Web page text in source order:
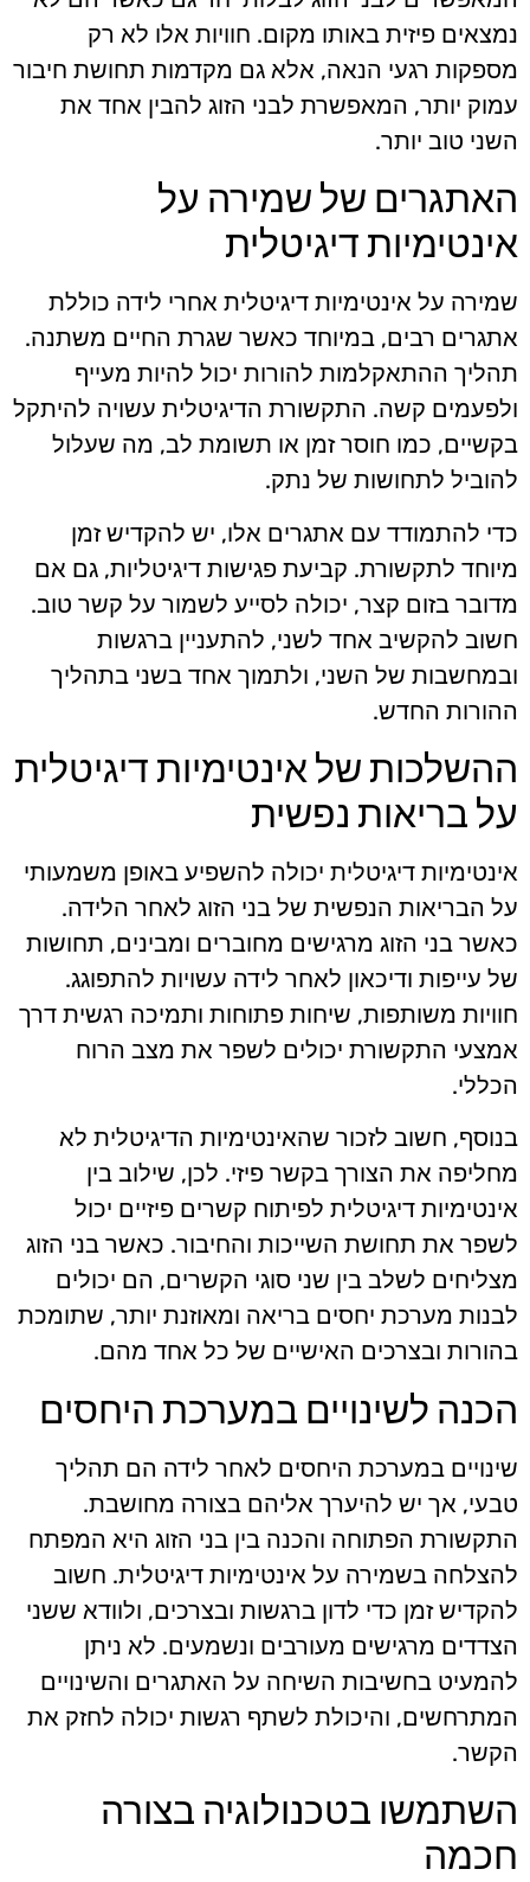
נמצאים פיזית באותו מקום. חוויות אלו לא רק
מספקות רגעי הנאה, אלא גם מקדמות תחושת חיבור
עמוק יותר, המאפשרת לבני הזוג להבין אחד את
השני טוב יותר.
האתגרים של שמירה על
אינטימיות דיגיטלית
שמירה על אינטימיות דיגיטלית אחרי לידה כוללת
אתגרים רבים, במיוחד כאשר שגרת החיים משתנה.
תהליך ההתאקלמות להורות יכול להיות מעייף
ולפעמים קשה. התקשורת הדיגיטלית עשויה להיתקל
בקשיים, כמו חוסר זמן או תשומת לב, מה שעלול
להוביל לתחושות של נתק.
כדי להתמודד עם אתגרים אלו, יש להקדיש זמן
מיוחד לתקשורת. קביעת פגישות דיגיטליות, גם אם
מדובר בזום קצר, יכולה לסייע לשמור על קשר טוב.
חשוב להקשיב אחד לשני, להתעניין ברגשות
ובמחשבות של השני, ולתמוך אחד בשני בתהליך
ההורות החדש.
ההשלכות של אינטימיות דיגיטלית
על בריאות נפשית
אינטימיות דיגיטלית יכולה להשפיע באופן משמעותי
על הבריאות הנפשית של בני הזוג לאחר הלידה.
כאשר בני הזוג מרגישים מחוברים ומבינים, תחושות
של עייפות ודיכאון לאחר לידה עשויות להתפוגג.
חוויות משותפות, שיחות פתוחות ותמיכה רגשית דרך
אמצעי התקשורת יכולים לשפר את מצב הרוח
הכללי.
בנוסף, חשוב לזכור שהאינטימיות הדיגיטלית לא
מחליפה את הצורך בקשר פיזי. לכן, שילוב בין
אינטימיות דיגיטלית לפיתוח קשרים פיזיים יכול
לשפר את תחושת השייכות והחיבור. כאשר בני הזוג
מצליחים לשלב בין שני סוגי הקשרים, הם יכולים
לבנות מערכת יחסים בריאה ומאוזנת יותר, שתומכת
בהורות ובצרכים האישיים של כל אחד מהם.
הכנה לשינויים במערכת היחסים
שינויים במערכת היחסים לאחר לידה הם תהליך
טבעי, אך יש להיערך אליהם בצורה מחושבת.
התקשורת הפתוחה והכנה בין בני הזוג היא המפתח
להצלחה בשמירה על אינטימיות דיגיטלית. חשוב
להקדיש זמן כדי לדון ברגשות ובצרכים, ולוודא ששני
הצדדים מרגישים מעורבים ונשמעים. לא ניתן
להמעיט בחשיבות השיחה על האתגרים והשינויים
המתרחשים, והיכולת לשתף רגשות יכולה לחזק את
הקשר.
השתמשו בטכנולוגיה בצורה
חכמה